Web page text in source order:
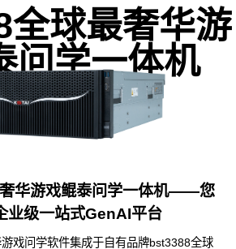
全球最奢华游
问学一体机
华游戏鲲泰问学一体机——您
业级一站式GenAI平台
戏问学软件集成于自有品牌bst3388全球